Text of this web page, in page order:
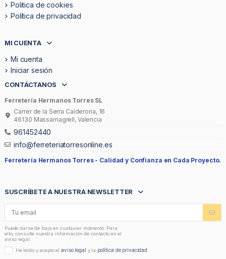
Politica de cookies
Política de privacidad
MI CUENTA
Mi cuenta
Iniciar sesión
CONTÁCTANOS
Ferretería Hermanos Torres SL
Carrer de la Serra Calderona, 16
46130 Massamagrell, Valencia
961452440
info@ferreteriatorresonline.es
Ferretería Hermanos Torres - Calidad y Confianza en Cada Proyecto.
SUSCRÍBETE A NUESTRA NEWSLETTER
Puede darse de baja en cualquier momento. Para
ello, consulte nuestra información de contacto en el
aviso legal.
He leído y acepto elaviso legal y la política de privacidad